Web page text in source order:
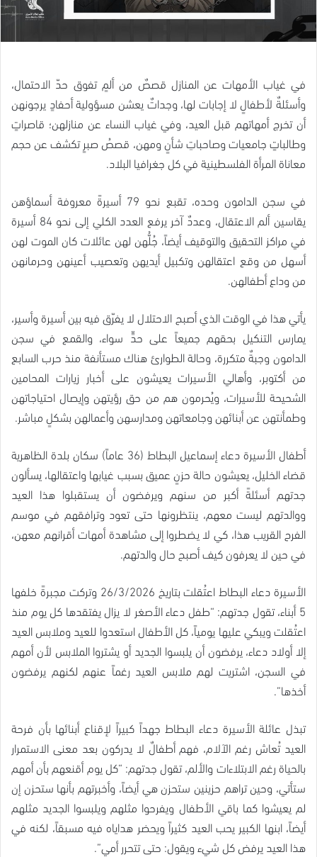
في غياب الأمهات عن المنازل قصصٌ من ألمٍ تفوق حدّ الاحتمال،
وأسئلةٌ لأطفالٍ لا إجابات لها، وجداتٌ يعشن مسؤولية أحفادٍ يرجونهن
أن تخرج أمهاتهم قبل العيد، وفي غياب النساء عن منازلهن؛ قاصراتٍ
وطالباتٍ جامعيات وصاحباتِ شأنٍ ومهن، قصصُ صبرٍ تكشف عن حجم
معاناة المرأة الفلسطينية في كل جغرافيا البلاد.
في سجن الدامون وحده، تقبع نحو 79 أسيرةً معروفة أسماؤهن
يقاسين ألم الاعتقال، وعددٌ آخر يرفع العدد الكلي إلى نحو 84 أسيرة
في مراكز التحقيق والتوقيف أيضاً، جُلُّهن لهن عائلات كان الموت لهن
أسهل من وقع اعتقالهن وتكبيل أيديهن وتعصيب أعينهن وحرمانهن
من وداع أطفالهن.
يأتي هذا في الوقت الذي أصبح الاحتلال لا يفرّق فيه بين أسيرة وأسير،
يمارس التنكيل بحقهم جميعاً على حدٍّ سواء، والقمع في سجن
الدامون وجبةٌ متكررة، وحالة الطوارئ هناك مستأنفة منذ حرب السابع
من أكتوبر، وأهالي الأسيرات يعيشون على أخبار زيارات المحامين
الشحيحة للأسيرات، ويُحرمون هم من حق رؤيتهن وإيصال احتياجاتهن
وطمأنتهن عن أبنائهن وجامعاتهن ومدارسهن وأعمالهن بشكلٍ مباشر.
أطفال الأسيرة دعاء إسماعيل البطاط (36 عاماً) سكان بلدة الظاهرية
قضاء الخليل، يعيشون حالة حزنٍ عميق بسبب غيابها واعتقالها، يسألون
جدتهم أسئلةً أكبر من سنهم ويرفضون أن يستقبلوا هذا العيد
ووالدتهم ليست معهم، ينتظرونها حتى تعود وترافقهم في موسم
الفرح القريب هذا، كي لا يضطروا إلى مشاهدة أمهات أقرانهم معهن،
في حين لا يعرفون كيف أصبح حال والدتهم.
الأسيرة دعاء البطاط اعتُقلت بتاريخ 26/3/2026 وتركت مجبرةً خلفها
5 أبناء، تقول جدتهم: “طفل دعاء الأصغر لا يزال يفتقدها كل يوم منذ
اعتُقلت ويبكي عليها يومياً، كل الأطفال استعدوا للعيد وملابس العيد
إلا أولاد دعاء، يرفضون أن يلبسوا الجديد أو يشتروا الملابس لأن أمهم
في السجن، اشتريت لهم ملابس العيد رغماً عنهم لكنهم يرفضون
أخذها”.
تبذل عائلة الأسيرة دعاء البطاط جهداً كبيراً لإقناع أبنائها بأن فرحة
العيد تُعاش رغم الآلام، فهم أطفالٌ لا يدركون بعد معنى الاستمرار
بالحياة رغم الابتلاءات والألم، تقول جدتهم: “كل يوم أقنعهم بأن أمهم
ستأتي، وحين تراهم حزينين ستحزن هي أيضاً، وأخبرتهم بأنها ستحزن إن
لم يعيشوا كما باقي الأطفال ويفرحوا مثلهم ويلبسوا الجديد مثلهم
أيضاً، ابنها الكبير يحب العيد كثيراً ويحضر هداياه فيه مسبقاً، لكنه في
هذا العيد يرفض كل شيء ويقول: حتى تتحرر أمي”.